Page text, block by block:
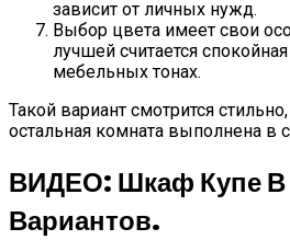
зависит от личных нужд.
Выбор цвета имеет свои
лучшей считается
мебельных тонах.
Такой вариант смотрится
остальная комната выполнена в
ВИДЕО: Шкаф Купе В
Вариантов.